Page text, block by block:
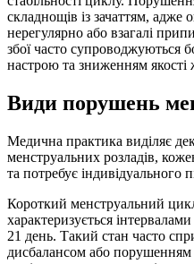
складнощів із зачаттям, адже
нерегулярно або взагалі
збої часто супроводжуються
настрою та зниженням якості
Види порушень
Медична практика виділяє
менструальних розладів,
та потребує індивідуального
Короткий менструальний
характеризується
21 день. Такий стан часто
дисбалансом або порушенням